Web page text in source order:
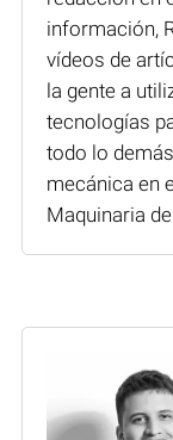
información,
vídeos de
la gente a
tecnologías
todo lo
mecánica en
Maquinaria